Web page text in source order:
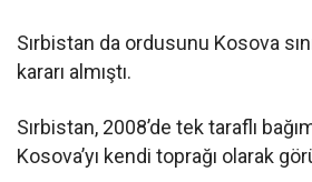
Sırbistan da ordusunu Kosova
kararı almıştı.
Sırbistan, 2008’de tek taraflı
Kosova’yı kendi toprağı olarak